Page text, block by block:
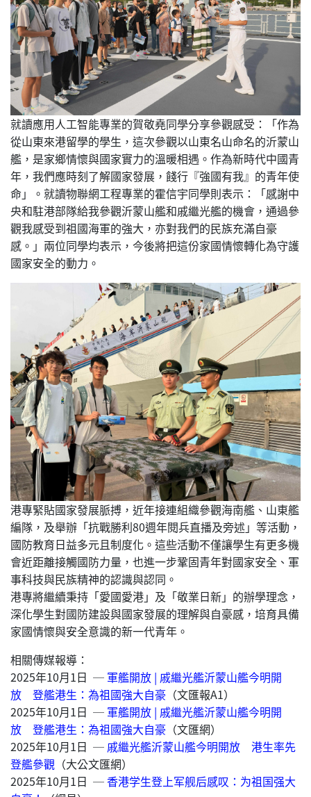
就讀應用人工智能專業的賀敬堯同學分享參觀感受：「作為
從山東來港留學的學生，這次參觀以山東名山命名的沂蒙山
艦，是家鄉情懷與國家實力的溫暖相遇。作為新時代中國青
年，我們應時刻了解國家發展，餞行『強國有我』的青年使
命」。就讀物聯網工程專業的霍信宇同學則表示：「感謝中
央和駐港部隊給我參觀沂蒙山艦和戚繼光艦的機會，通過參
觀我感受到祖國海軍的強大，亦對我們的民族充滿自豪
感。」兩位同學均表示，今後將把這份家國情懷轉化為守護
國家安全的動力。
港專緊貼國家發展脈搏，近年接連組織參觀海南艦、山東艦
編隊，及舉辦「抗戰勝利80週年閱兵直播及旁述」等活動，
國防教育日益多元且制度化。這些活動不僅讓學生有更多機
會近距離接觸國防力量，也進一步鞏固青年對國家安全、軍
事科技與民族精神的認識與認同。
港專將繼續秉持「愛國愛港」及「敬業日新」的辦學理念，
深化學生對國防建設與國家發展的理解與自豪感，培育具備
家國情懷與安全意識的新一代青年。
相關傳媒報導：
2025年10月1日 ─ 軍艦開放 | 戚繼光艦沂蒙山艦今明開
放 登艦港生：為祖國強大自豪 （文匯報A1）
2025年10月1日 ─ 軍艦開放 | 戚繼光艦沂蒙山艦今明開
放 登艦港生：為祖國強大自豪 （文匯網）
2025年10月1日 ─ 戚繼光艦沂蒙山艦今明開放 港生率先
登艦參觀 （大公文匯網）
2025年10月1日 ─香港学生登上军舰后感叹：为祖国强大